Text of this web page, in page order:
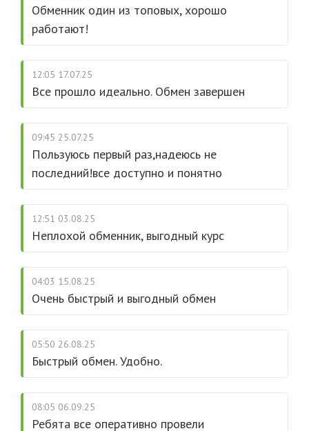
Обменник один из топовых, хорошо
работают!
12:05 17.07.25
Все прошло идеально. Обмен завершен
09:45 25.07.25
Пользуюсь первый раз,надеюсь не
последний!все доступно и понятно
12:51 03.08.25
Неплохой обменник, выгодный курс
04:03 15.08.25
Очень быстрый и выгодный обмен
05:50 26.08.25
Быстрый обмен. Удобно.
08:05 06.09.25
Ребята все оперативно провели